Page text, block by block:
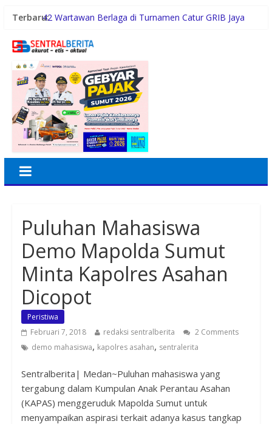
Terbaru:42 Wartawan Berlaga di Turnamen Catur GRIB Jaya
POST Hadir sebagai Solusi POS untuk Operasional
Malam Minggu Bersama Warga Medan Tembung, Rico
Waas Serap Aspirasi
Dayang Nan Tujuh Menggetarkan Gedung Kesenian
Jakarta
PTPN Group melalui PTPN IV Regional VII Dukung
Peningkatan Kompetensi Aparatur Perkebunan Lewat
Pelatihan Avenza Maps di Way Kanan
Puluhan Mahasiswa
Demo Mapolda Sumut
Minta Kapolres Asahan
Dicopot
Peristiwa
Februari 7, 2018
redaksi sentralberita
2 Comments
demo mahasiswa, kapolres asahan, sentralerita
Sentralberita| Medan~Puluhan mahasiswa yang
tergabung dalam Kumpulan Anak Perantau Asahan
(KAPAS) menggeruduk Mapolda Sumut untuk
menyampaikan aspirasi terkait adanya kasus tangkap